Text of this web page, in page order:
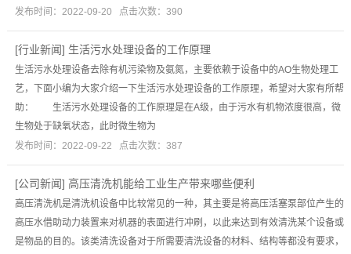
发布时间：2022-09-20 点击次数：390
[行业新闻] 生活污水处理设备的工作原理
生活污水处理设备去除有机污染物及氨氮，主要依赖于设备中的AO生物处理工
艺，下面小编为大家介绍一下生活污水处理设备的工作原理，希望对大家有所帮
助： 生活污水处理设备的工作原理是在A级，由于污水有机物浓度很高，微
生物处于缺氧状态，此时微生物为
发布时间：2022-09-22 点击次数：387
[公司新闻] 高压清洗机能给工业生产带来哪些便利
高压清洗机是清洗机设备中比较常见的一种，其主要是将高压活塞泵部位产生的
高压水借助动力装置来对机器的表面进行冲刷，以此来达到有效清洗某个设备或
是物品的目的。该类清洗设备对于所需要清洗设备的材料、结构等都没有要求，